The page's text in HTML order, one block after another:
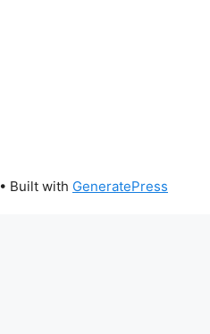
• Built with GeneratePress